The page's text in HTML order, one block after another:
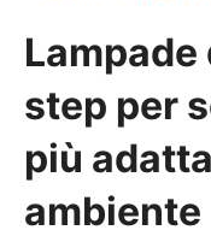
step per
più
ambiente